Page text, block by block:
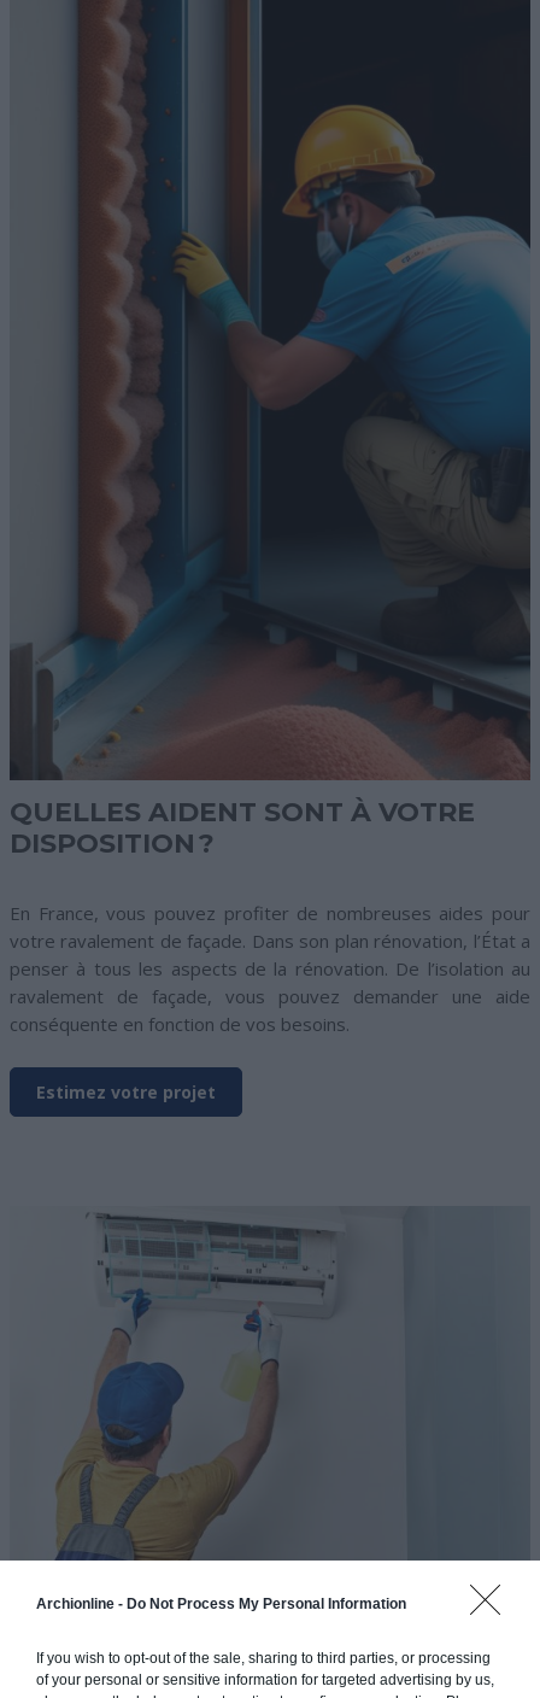
Archionline - Do Not Process My Personal Information
If you wish to opt-out of the sale, sharing to third parties, or processing
of your personal or sensitive information for targeted advertising by us,
QUELLES AIDENT SONT À VOTRE
DISPOSITION ?
En France, vous pouvez profiter de nombreuses aides pour
votre ravalement de façade. Dans son plan rénovation, l’État a
penser à tous les aspects de la rénovation. De l’isolation au
ravalement de façade, vous pouvez demander une aide
conséquente en fonction de vos besoins.
Estimez votre projet